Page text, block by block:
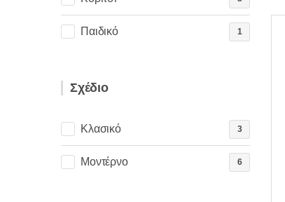
Παιδικό 1
Σχέδιο
Κλασικό 3
Μοντέρνο 6